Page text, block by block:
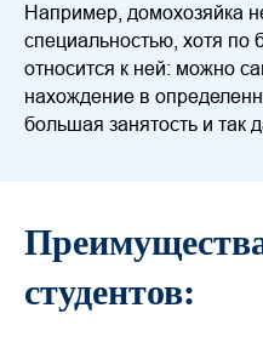
Например, домохозяйка
специальностью, хотя по
относится к ней: можно
нахождение в
большая занятость и так
студентов: